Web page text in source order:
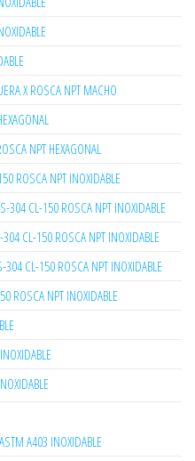
X ROSCA NPT MACHO
NPT HEXAGONAL
ROSCA NPT INOXIDABLE
304 CL-150 ROSCA NPT INOXIDABLE
CL-150 ROSCA NPT INOXIDABLE
304 CL-150 ROSCA NPT INOXIDABLE
ROSCA NPT INOXIDABLE
A403 INOXIDABLE